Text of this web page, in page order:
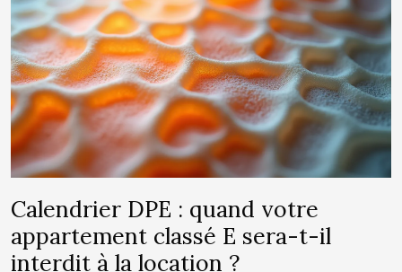
Calendrier DPE : quand votre
appartement classé E sera-t-il
interdit à la location ?